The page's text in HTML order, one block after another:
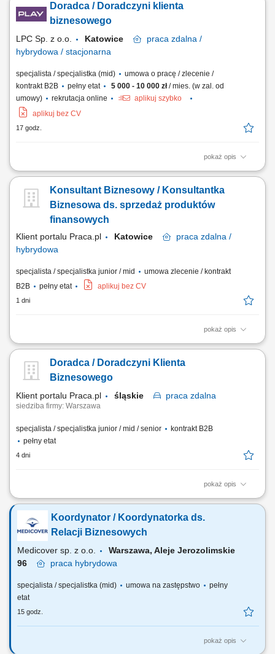
multidoradcy finansowego; Aktywny kontakt telefoniczny z klientami na
bazie udostępnionych kontaktów; Prowadzenie rozmów sprzedażowych
Doradca / Doradczyni klienta
biznesowego
LPC Sp. z o.o. Katowice praca zdalna /
hybrydowa / stacjonarna
specjalista / specjalistka (mid)
umowa o pracę / zlecenie /
kontrakt B2B
pełny etat 5 000 - 10 000 zł/ mies. (w zal. od
umowy)
rekrutacja online
aplikuj szybko
aplikuj bez CV
17 godz.
pokaż opis
Zakres obowiązków: Sprzedaż łączy światłowodowych —
firm w terenie, sygnały zakupowe (nowa hala, nowy oddział, rekrutacja
informatyka), polecenia od obecnych klientów i od lokalnych firm IT;
Wizje lokalne i zbieranie...
Konsultant Biznesowy / Konsultantka
Biznesowa ds. sprzedaż produktów
finansowych
Klient portalu Praca.pl Katowice praca zdalna /
hybrydowa
specjalista / specjalistka junior / mid
umowa zlecenie / kontrakt
B2B
pełny etat aplikuj bez CV
1 dni
pokaż opis
Pozyskiwanie klientów biznesowych i sprzedaż produktów finansowych
multidoradcy finansowego; Aktywny kontakt telefoniczny z klientami na
bazie udostępnionych kontaktów; Prowadzenie rozmów sprzedażowych
Doradca / Doradczyni Klienta
Biznesowego
Klient portalu Praca.pl śląskie praca zdalna
siedziba firmy: Warszawa
specjalista / specjalistka junior / mid / senior
kontrakt B2B
pełny etat
4 dni
pokaż opis
Aktywne pozyskiwanie nowych klientów z sektora MŚP. Budowanie
relacji z właścicielami firm i osobami decyzyjnymi. Prowadzenie spotkań
handlowych, prezentacji oraz negocjacji biznesowych. Analiza potrzeb
klientów i przygotowywanie dopasowanych rozwiązań z zakresu usług
mobilnych oraz ICT....
Koordynator / Koordynatorka ds.
Relacji Biznesowych
Medicover sp. z o.o.
Warszawa, Aleje Jerozolimskie
96
praca hybrydowa
specjalista / specjalistka (mid) umowa na zastępstwo
pełny
etat
15 godz.
pokaż opis